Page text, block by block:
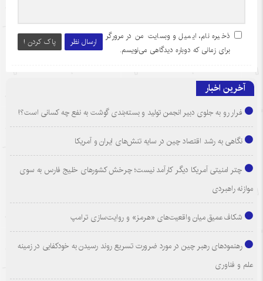
ارسال نظر پاک کردن !
ذخیره نام، ایمیل و وبسایت من در مرورگر
برای زمانی که دوباره دیدگاهی می‌نویسم.
آخرین اخبار
فرار رو به جلوی دبیر انجمن تولید و بسته‌بندی گوشت به نفع چه کسانی است؟!
نگاهی به رشد اقتصاد چین در سایه تنش‌های ایران و آمریکا
چتر امنیتی آمریکا دیگر کارآمد نیست؛ چرخش کشورهای خلیج فارس به سوی
موازنه راهبردی
شکاف عمیق میان واقعیت‌های «هرمز» و روایت‌سازی ترامپ
رهنمودهای رهبر چین در مورد ضرورت تسریع روند رسیدن به خودکفایی در زمینه
علم و فناوری